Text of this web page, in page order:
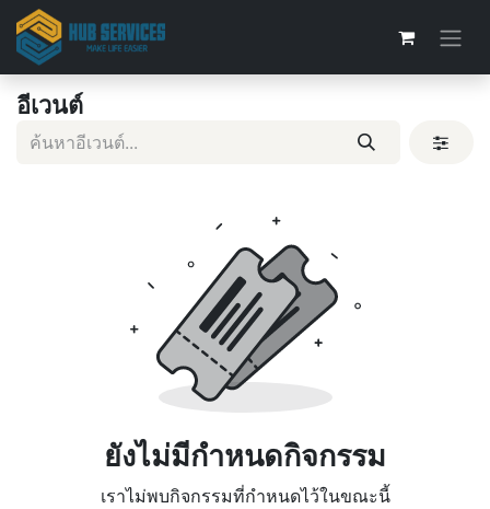
อีเวนต์
ยังไม่มีกำหนดกิจกรรม
เราไม่พบกิจกรรมที่กำหนดไว้ในขณะนี้